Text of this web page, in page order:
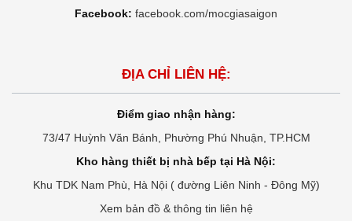
Facebook: facebook.com/mocgiasaigon
ĐỊA CHỈ LIÊN HỆ:
Điểm giao nhận hàng:
73/47 Huỳnh Văn Bánh, Phường Phú Nhuận, TP.HCM
Kho hàng thiết bị nhà bếp tại Hà Nội:
Khu TDK Nam Phù, Hà Nội ( đường Liên Ninh - Đông Mỹ)
Xem bản đồ & thông tin liên hệ